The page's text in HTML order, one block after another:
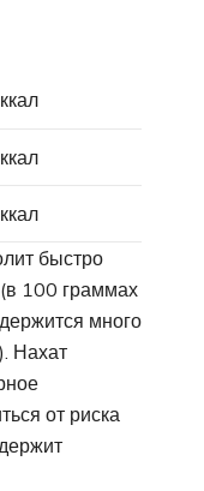
быстро
100 граммах
много
Нахат
от риска